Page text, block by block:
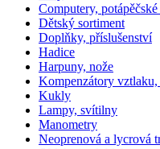
Computery,
Dětský sortiment
Doplňky, příslušenství
Hadice
Harpuny, nože
Kompenzátory
Kukly
Lampy, svítilny
Manometry
Neoprenová a lycrová